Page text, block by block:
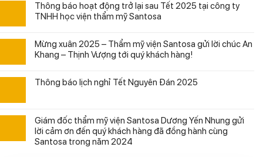
Thông báo hoạt động trở lại sau Tết 2025 tại công ty
TNHH học viện thẩm mỹ Santosa
Mừng xuân 2025 – Thẩm mỹ viện Santosa gửi lời chúc An
Khang – Thịnh Vượng tới quý khách hàng!
Thông báo lịch nghỉ Tết Nguyên Đán 2025
Giám đốc thẩm mỹ viện Santosa Dương Yến Nhung gửi
lời cảm ơn đến quý khách hàng đã đồng hành cùng
Santosa trong năm 2024